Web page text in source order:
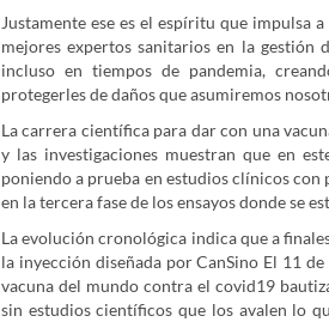
Justamente ese es el espíritu que impulsa
mejores expertos sanitarios en la gestión
incluso en tiempos de pandemia,
protegerles de daños que asumiremos
La carrera científica para dar con una
y las investigaciones muestran que en
poniendo a prueba en estudios clínicos con
en la tercera fase de los ensayos donde se
La evolución cronológica indica que a
la inyección diseñada por CanSino El 11
vacuna del mundo contra el covid19
sin estudios científicos que los avalen lo